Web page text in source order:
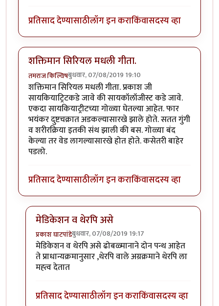
प्रतिसाद देण्यासाठीलॉग इन कराकिंवासदस्य व्हा
शक्तिमान सिरियल मधली गीता.
तमराज किल्विषबुधवार, 07/08/2019 19:10
शक्तिमान सिरियल मधली गीता. प्रकाश जी
सायकियाट्रिटकडे जावे की सायकॉलॉजीस्ट कडे जावे.
एकदा सायकियाट्रीटच्या गोळ्या घेतल्या आहेत. फार
भयंकर दुष्टचक्रात अडकल्यासारखे झाले होते. सतत गुंगी
व शरीरक्रिया इतकी संथ झाली की बस. गोळ्या बंद
केल्या तर वेड लागल्यासारखे होत होते. कसेतरी बाहेर
पडलो.
प्रतिसाद देण्यासाठीलॉग इन कराकिंवासदस्य व्हा
मेडिकेशन व थेरपि असे
प्रकाश घाटपांडेबुधवार, 07/08/2019 19:17
In reply toशक्तिमान सिरियल मधली गीता.byतमराज
मेडिकेशन व थेरपि असे ढोबळ्मानाने दोन पन्थ आहेत
ते प्राधान्यक्रमानुसार ,थेरपि वाले अग्रक्रमाने थेरपि ला
मह्त्व देतात
प्रतिसाद देण्यासाठीलॉग इन कराकिंवासदस्य व्हा